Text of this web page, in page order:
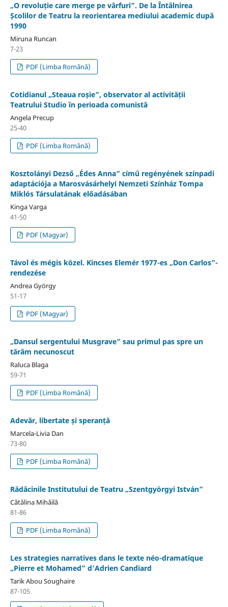
„O revoluție care merge pe vârfuri”. De la Întâlnirea
Școlilor de Teatru la reorientarea mediului academic după
1990
Miruna Runcan
7-23
PDF (Limba Română)
Cotidianul „Steaua roșie”, observator al activității
Teatrului Studio în perioada comunistă
Angela Precup
25-40
PDF (Limba Română)
Kosztolányi Dezső „Édes Anna” című regényének színpadi
adaptációja a Marosvásárhelyi Nemzeti Színház Tompa
Miklós Társulatának előadásában
Kinga Varga
41-50
PDF (Magyar)
Távol és mégis közel. Kincses Elemér 1977-es „Don Carlos”-
rendezése
Andrea György
51-17
PDF (Magyar)
„Dansul sergentului Musgrave” sau primul pas spre un
tărâm necunoscut
Raluca Blaga
59-71
PDF (Limba Română)
Adevăr, libertate și speranță
Marcela-Livia Dan
73-80
PDF (Limba Română)
Rădăcinile Institutului de Teatru „Szentgyörgyi István”
Cătălina Mihăilă
81-86
PDF (Limba Română)
Les strategies narratives dans le texte néo-dramatique
„Pierre et Mohamed” d’Adrien Candiard
Tarik Abou Soughaire
87-105